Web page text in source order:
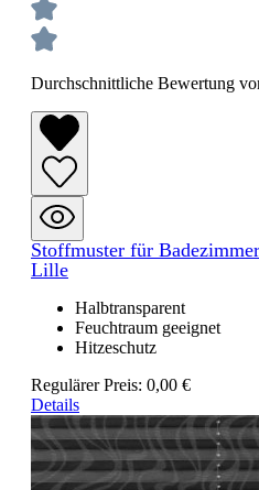
Durchschnittliche Bewertung
Stoffmuster für
Lille
Halbtransparent
Feuchtraum geeignet
Hitzeschutz
Regulärer Preis: 0,00 €
Details